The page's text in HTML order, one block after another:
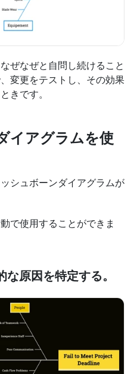
ぜなぜと自問し続けること
変更をテストし、その効果
きです。
イアグラムを使
シュボーンダイアグラムが
で使用することができま
原因を特定する。